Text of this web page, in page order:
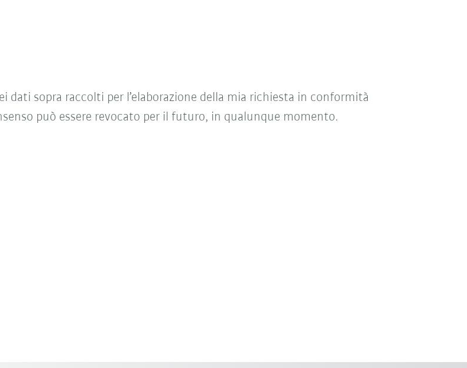
dati sopra raccolti per l’elaborazione della mia richiesta in conformità
può essere revocato per il futuro, in qualunque momento.